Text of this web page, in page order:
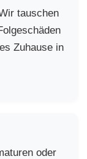
tauschen
Zuhause in
oder